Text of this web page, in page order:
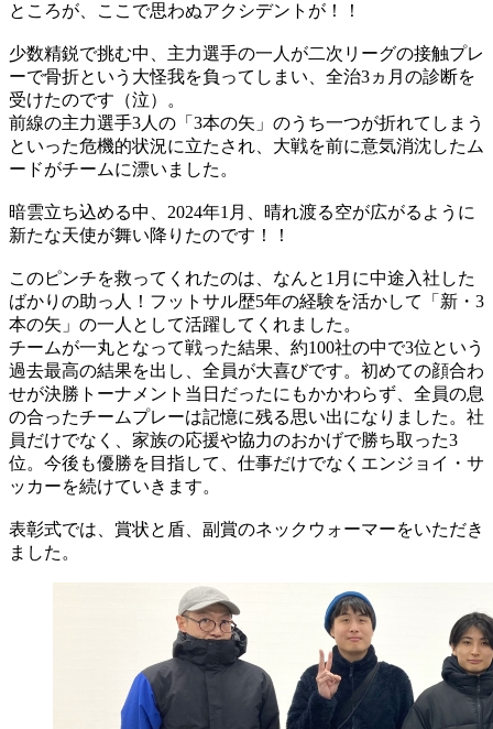
ところが、ここで思わぬアクシデントが！！
少数精鋭で挑む中、主力選手の一人が二次リーグの接触プレ
ーで骨折という大怪我を負ってしまい、全治3ヵ月の診断を
受けたのです（泣）。
前線の主力選手3人の「3本の矢」のうち一つが折れてしまう
といった危機的状況に立たされ、大戦を前に意気消沈したム
ードがチームに漂いました。
暗雲立ち込める中、2024年1月、晴れ渡る空が広がるように
新たな天使が舞い降りたのです！！
このピンチを救ってくれたのは、なんと1月に中途入社した
ばかりの助っ人！フットサル歴5年の経験を活かして「新・3
本の矢」の一人として活躍してくれました。
チームが一丸となって戦った結果、約100社の中で3位という
過去最高の結果を出し、全員が大喜びです。初めての顔合わ
せが決勝トーナメント当日だったにもかかわらず、全員の息
の合ったチームプレーは記憶に残る思い出になりました。社
員だけでなく、家族の応援や協力のおかげで勝ち取った3
位。今後も優勝を目指して、仕事だけでなくエンジョイ・サ
ッカーを続けていきます。
表彰式では、賞状と盾、副賞のネックウォーマーをいただき
ました。